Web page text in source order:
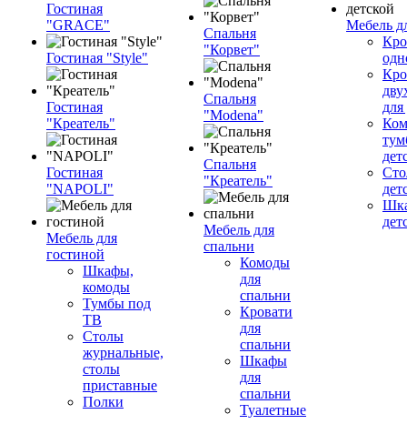
Гостиная
"GRACE"
Гостиная "Style"
Гостиная
"Креатель"
Гостиная
"NAPOLI"
Мебель для
гостиной
Шкафы,
комоды
Тумбы под
ТВ
Столы
журнальные,
столы
приставные
Полки
Спальня
"Корвет"
Спальня
"Modena"
Спальня
"Креатель"
Мебель для
спальни
Комоды
для
спальни
Кровати
для
спальни
Шкафы
для
спальни
Туалетные
Мебель
для